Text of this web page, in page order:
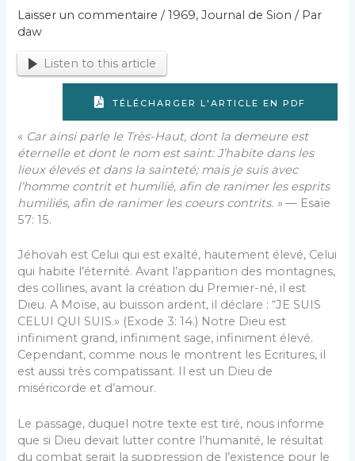
Laisser un commentaire /1969,Journal de Sion / Par
daw
Listen to this article
TÉLÉCHARGER L'ARTICLE EN PDF
« Car ainsi parle le Très-Haut, dont la demeu­re est
éternelle et dont le nom est saint: J’habite dans les
lieux élevés et dans la sainteté; mais je suis avec
l’homme contrit et humilié, afin de ranimer les esprits
humiliés, afin de ranimer les coeurs contrits. » — Esaïe
57: 15.
Jéhovah est Celui qui est exalté, hautement élevé, Celui
qui habite l’éternité. Avant l’appari­tion des montagnes,
des collines, avant la création du Premier-né, il est
Dieu. A Moïse, au buisson ardent, il déclare : “JE SUIS
CELUI QUI SUIS.» (Exode 3: 14.) Notre Dieu est
infiniment grand, infiniment sage, infiniment élevé.
Cependant, com­me nous le montrent les Ecritures, il
est aussi très compatissant. Il est un Dieu de
miséricorde et d’amour.
Le passage, duquel notre texte est tiré, nous informe
que si Dieu devait lutter contre l’huma­nité, le résultat
du combat serait la suppression de l’existence pour le